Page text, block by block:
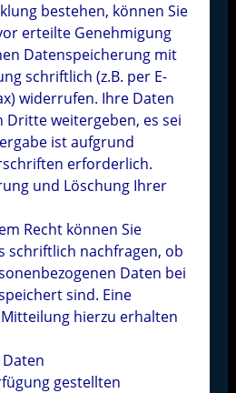
bestehen, können Sie
erteilte Genehmigung
Datenspeicherung mit
schriftlich (z.B. per E-
widerrufen. Ihre Daten
Dritte weitergeben, es sei
ist aufgrund
erforderlich.
und Löschung Ihrer
Recht können Sie
schriftlich nachfragen, ob
Daten bei
sind. Eine
hierzu erhalten
gestellten